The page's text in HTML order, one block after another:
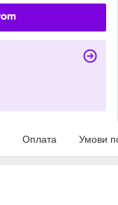
Оплата Умови